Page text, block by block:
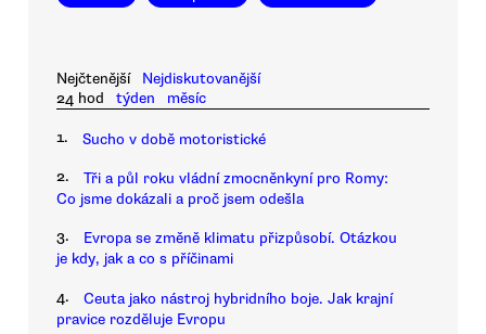
Nejčtenější
Nejdiskutovanější
24 hod
týden měsíc
1. Sucho v době motoristické
2.
Tři a půl roku vládní zmocněnkyní pro Romy:
Co jsme dokázali a proč jsem odešla
3.
Evropa se změně klimatu přizpůsobí. Otázkou
je kdy, jak a co s příčinami
4.
Ceuta jako nástroj hybridního boje. Jak krajní
pravice rozděluje Evropu